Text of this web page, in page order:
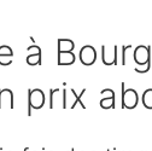
à
prix